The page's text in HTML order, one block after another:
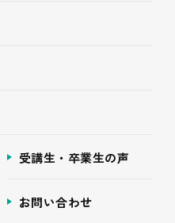
受講生・卒業生の声
お問い合わせ